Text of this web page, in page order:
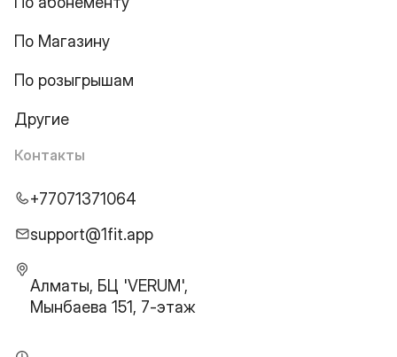
По Магазину
По розыгрышам
Другие
Контакты
+77071371064
support@1fit.app
Алматы, БЦ 'VERUM',
Мынбаева 151, 7-этаж